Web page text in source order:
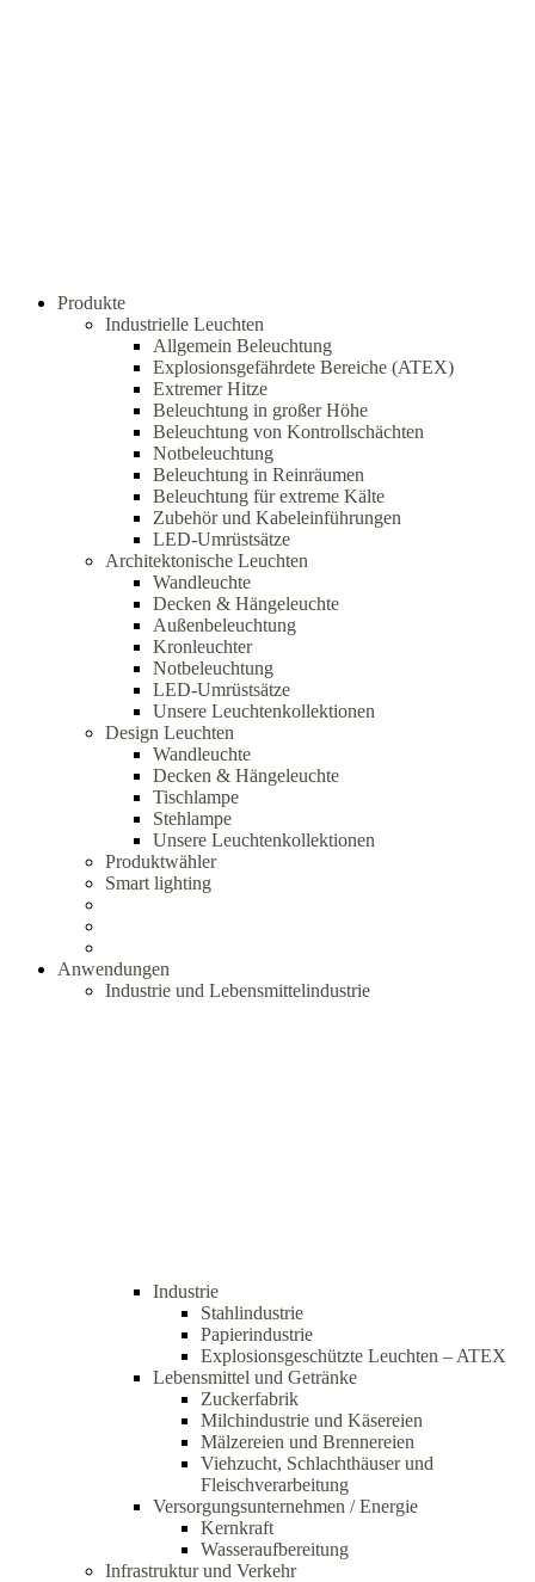
Produkte
Industrielle Leuchten
Allgemein Beleuchtung
Explosionsgefährdete Bereiche (ATEX)
Extremer Hitze
Beleuchtung in großer Höhe
Beleuchtung von Kontrollschächten
Notbeleuchtung
Beleuchtung in Reinräumen
Beleuchtung für extreme Kälte
Zubehör und Kabeleinführungen
LED-Umrüstsätze
Architektonische Leuchten
Wandleuchte
Decken & Hängeleuchte
Außenbeleuchtung
Kronleuchter
Notbeleuchtung
LED-Umrüstsätze
Unsere Leuchtenkollektionen
Design Leuchten
Wandleuchte
Decken & Hängeleuchte
Tischlampe
Stehlampe
Unsere Leuchtenkollektionen
Produktwähler
Smart lighting
Anwendungen
Industrie und Lebensmittelindustrie
Industrie
Stahlindustrie
Papierindustrie
Explosionsgeschützte Leuchten – ATEX
Lebensmittel und Getränke
Zuckerfabrik
Milchindustrie und Käsereien
Mälzereien und Brennereien
Viehzucht, Schlachthäuser und
Fleischverarbeitung
Versorgungsunternehmen / Energie
Kernkraft
Wasseraufbereitung
Infrastruktur und Verkehr